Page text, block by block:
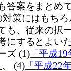
答案をまとめ
策にはもち
も、従来の択
にするとよい
ズ (1) 「平成
、 (4) 「平成22